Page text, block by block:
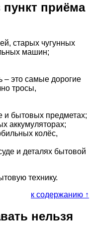
приёма
старых чугунных
машин;
– это самые дорогие
тросы,
и бытовых предметах;
аккумуляторах;
колёс,
и деталях бытовой
технику.
к содержанию ↑
нельзя